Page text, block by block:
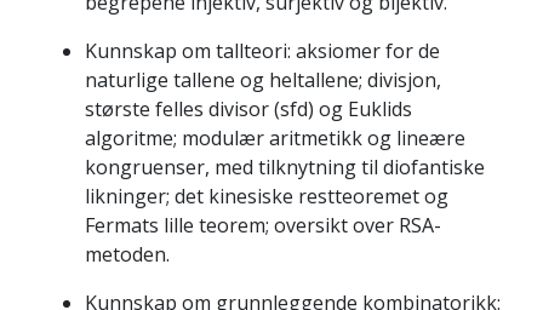
Kunnskap om tallteori: aksiomer for de
naturlige tallene og heltallene; divisjon,
største felles divisor (sfd) og Euklids
algoritme; modulær aritmetikk og lineære
kongruenser, med tilknytning til diofantiske
likninger; det kinesiske restteoremet og
Fermats lille teorem; oversikt over RSA-
metoden.
Kunnskap om grunnleggende kombinatorikk: